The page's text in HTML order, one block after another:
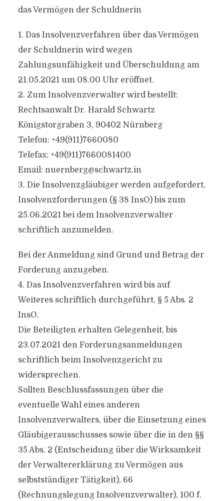
das Vermögen der Schuldnerin
1. Das Insolvenzverfahren über das Vermögen
der Schuldnerin wird wegen
Zahlungsunfähigkeit und Überschuldung am
21.05.2021 um 08.00 Uhr eröffnet.
2. Zum Insolvenzverwalter wird bestellt:
Rechtsanwalt Dr. Harald Schwartz
Königstorgraben 3, 90402 Nürnberg
Telefon: +49(911)7660080
Telefax: +49(911)7660081400
Email: nuernberg@schwartz.in
3. Die Insolvenzgläubiger werden aufgefordert,
Insolvenzforderungen (§ 38 InsO) bis zum
25.06.2021 bei dem Insolvenzverwalter
schriftlich anzumelden.
Bei der Anmeldung sind Grund und Betrag der
Forderung anzugeben.
4. Das Insolvenzverfahren wird bis auf
Weiteres schriftlich durchgeführt, § 5 Abs. 2
InsO.
Die Beteiligten erhalten Gelegenheit, bis
23.07.2021 den Forderungsanmeldungen
schriftlich beim Insolvenzgericht zu
widersprechen.
Sollten Beschlussfassungen über die
eventuelle Wahl eines anderen
Insolvenzverwalters, über die Einsetzung eines
Gläubigerausschusses sowie über die in den §§
35 Abs. 2 (Entscheidung über die Wirksamkeit
der Verwaltererklärung zu Vermögen aus
selbstständiger Tätigkeit), 66
(Rechnungslegung Insolvenzverwalter), 100 f.